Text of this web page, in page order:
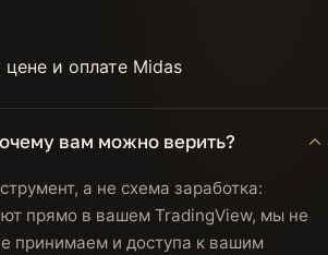
и оплате Midas
вам можно верить?
а не схема заработка:
прямо в вашем TradingView, мы не
принимаем и доступа к вашим